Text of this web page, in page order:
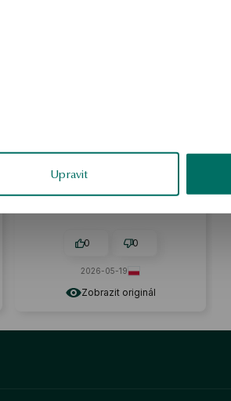
Upravit
Zobrazit originál
Okamžitě je vidět, že jde o elegantní
0 0
2026-05-19